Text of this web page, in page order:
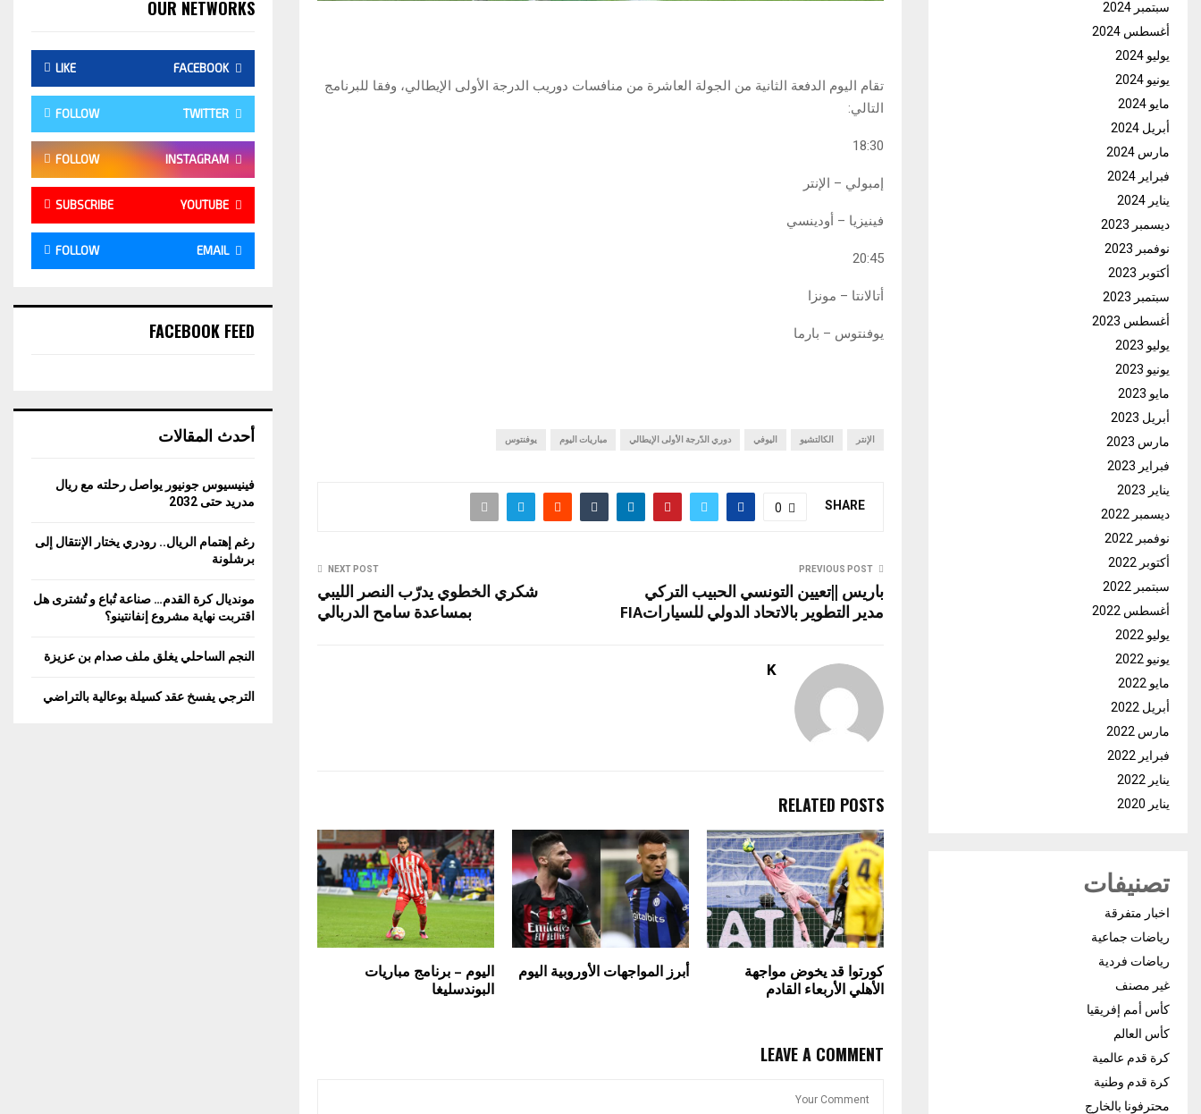
تقام اليوم الدفعة الثانية من الجولة العاشرة من منافسات دوريب الدرجة الأولى الإيطالي، وفقا للبرنامج
التالي:
18:30
إمبولي – الإنتر
فينيزيا – أودينسي
20:45
أتالانتا – مونزا
يوفنتوس – بارما
الإنتر الكالتشيو اليوفي دوري الدّرجة الأولى الإيطالي مباريات اليوم يوفنتوس
SHARE
0
PREVIOUS POST
باريس ||تعيين التونسي الحبيب التركي
مدير التطوير بالاتحاد الدولي للسياراتFIA
NEXT POST
شكري الخطوي يدرّب النصر الليبي
بمساعدة سامح الدربالي
K
RELATED POSTS
كورتوا قد يخوض مواجهة
الأهلي الأربعاء القادم
أبرز المواجهات الأوروبية اليوم اليوم – برنامج مباريات
البوندسليغا
LEAVE A COMMENT
سبتمبر 2024
أغسطس 2024
يوليو 2024
يونيو 2024
مايو 2024
أبريل 2024
مارس 2024
فبراير 2024
يناير 2024
ديسمبر 2023
نوفمبر 2023
أكتوبر 2023
سبتمبر 2023
أغسطس 2023
يوليو 2023
يونيو 2023
مايو 2023
أبريل 2023
مارس 2023
فبراير 2023
يناير 2023
ديسمبر 2022
نوفمبر 2022
أكتوبر 2022
سبتمبر 2022
أغسطس 2022
يوليو 2022
يونيو 2022
مايو 2022
أبريل 2022
مارس 2022
فبراير 2022
يناير 2022
يناير 2020
تصنيفات
اخبار متفرقة
رياضات جماعية
رياضات فردية
غير مصنف
كأس أمم إفريقيا
كأس العالم
كرة قدم عالمية
كرة قدم وطنية
محترفونا بالخارج
OUR NETWORKS
FACEBOOK
LIKE
TWITTER
FOLLOW
INSTAGRAM
FOLLOW
YOUTUBE
SUBSCRIBE
EMAIL
FOLLOW
FACEBOOK FEED
أحدث المقالات
فينيسيوس جونيور يواصل رحلته مع ريال
مدريد حتى 2032
رغم إهتمام الريال.. رودري يختار الإنتقال إلى
برشلونة
مونديال كرة القدم… صناعة تُباع و تُشترى هل
اقتربت نهاية مشروع إنفانتينو؟
النجم الساحلي يغلق ملف صدام بن عزيزة
الترجي يفسخ عقد كسيلة بوعالية بالتراضي